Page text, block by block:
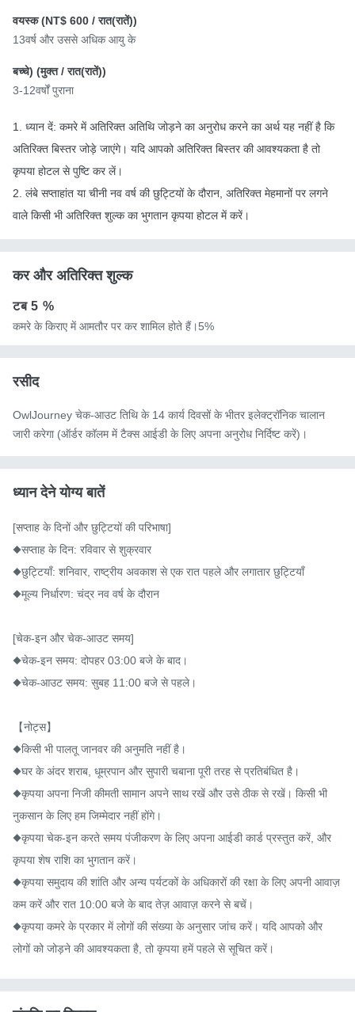
वयस्क (NT$ 600 / रात(रातें))
13वर्ष और उससे अधिक आयु के
बच्चे) (मुक्त/ रात(रातें))
3-12वर्षों पुराना
1. ध्यान दें: कमरे में अतिरिक्त अतिथि जोड़ने का अनुरोध करने का अर्थ यह नहीं है कि
अतिरिक्त बिस्तर जोड़े जाएंगे। यदि आपको अतिरिक्त बिस्तर की आवश्यकता है तो
कृपया होटल से पुष्टि कर लें।
2. लंबे सप्ताहांत या चीनी नव वर्ष की छुट्टियों के दौरान, अतिरिक्त मेहमानों पर लगने
वाले किसी भी अतिरिक्त शुल्क का भुगतान कृपया होटल में करें।
कर और अतिरिक्त शुल्क
टब5 %
कमरे के किराए में आमतौर पर कर शामिल होते हैं।5%
रसीद
OwlJourney चेक-आउट तिथि के 14 कार्य दिवसों के भीतर इलेक्ट्रॉनिक चालान
जारी करेगा (ऑर्डर कॉलम में टैक्स आईडी के लिए अपना अनुरोध निर्दिष्ट करें)।
ध्यान देने योग्य बातें
[सप्ताह के दिनों और छुट्टियों की परिभाषा]
◆सप्ताह के दिन: रविवार से शुक्रवार
◆छुट्टियाँ: शनिवार, राष्ट्रीय अवकाश से एक रात पहले और लगातार छुट्टियाँ
◆मूल्य निर्धारण: चंद्र नव वर्ष के दौरान
[चेक-इन और चेक-आउट समय]
◆चेक-इन समय: दोपहर 03:00 बजे के बाद।
◆चेक-आउट समय: सुबह 11:00 बजे से पहले।
【नोट्स】
◆किसी भी पालतू जानवर की अनुमति नहीं है।
◆घर के अंदर शराब, धूम्रपान और सुपारी चबाना पूरी तरह से प्रतिबंधित है।
◆कृपया अपना निजी कीमती सामान अपने साथ रखें और उसे ठीक से रखें। किसी भी
नुकसान के लिए हम जिम्मेदार नहीं होंगे।
◆कृपया चेक-इन करते समय पंजीकरण के लिए अपना आईडी कार्ड प्रस्तुत करें, और
कृपया शेष राशि का भुगतान करें।
◆कृपया समुदाय की शांति और अन्य पर्यटकों के अधिकारों की रक्षा के लिए अपनी आवाज़
कम करें और रात 10:00 बजे के बाद तेज़ आवाज़ करने से बचें।
◆कृपया कमरे के प्रकार में लोगों की संख्या के अनुसार जांच करें। यदि आपको और
लोगों को जोड़ने की आवश्यकता है, तो कृपया हमें पहले से सूचित करें।